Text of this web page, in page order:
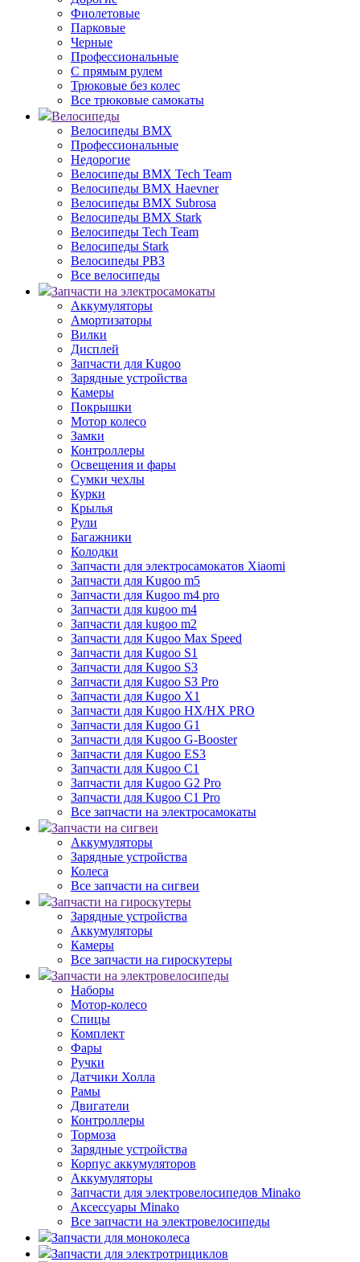
Фиолетовые
Парковые
Черные
Профессиональные
С прямым рулем
Трюковые без колес
Все трюковые самокаты
Велосипеды
Велосипеды BMX
Профессиональные
Недорогие
Велосипеды BMX Tech Team
Велосипеды BMX Haevner
Велосипеды BMX Subrosa
Велосипеды BMX Stark
Велосипеды Tech Team
Велосипеды Stark
Велосипеды РВЗ
Все велосипеды
Запчасти на электросамокаты
Аккумуляторы
Амортизаторы
Вилки
Дисплей
Запчасти для Kugoo
Зарядные устройства
Камеры
Покрышки
Мотор колесо
Замки
Контроллеры
Освещения и фары
Сумки чехлы
Курки
Крылья
Рули
Багажники
Колодки
Запчасти для электросамокатов Xiaomi
Запчасти для Kugoo m5
Запчасти для Кugoo m4 pro
Запчасти для kugoo m4
Запчасти для kugoo m2
Запчасти для Kugoo Max Speed
Запчасти для Kugoo S1
Запчасти для Kugoo S3
Запчасти для Kugoo S3 Pro
Запчасти для Kugoo X1
Запчасти для Kugoo HX/HX PRO
Запчасти для Kugoo G1
Запчасти для Kugoo G-Booster
Запчасти для Kugoo ES3
Запчасти для Kugoo C1
Запчасти для Kugoo G2 Pro
Запчасти для Kugoo C1 Pro
Все запчасти на электросамокаты
Запчасти на сигвеи
Аккумуляторы
Зарядные устройства
Колеса
Все запчасти на сигвеи
Запчасти на гироскутеры
Зарядные устройства
Аккумуляторы
Камеры
Все запчасти на гироскутеры
Запчасти на электровелосипеды
Наборы
Мотор-колесо
Спицы
Комплект
Фары
Ручки
Датчики Холла
Рамы
Двигатели
Контроллеры
Тормоза
Зарядные устройства
Корпус аккумуляторов
Аккумуляторы
Запчасти для электровелосипедов Minako
Аксессуары Minako
Все запчасти на электровелосипеды
Запчасти для моноколеса
Запчасти для электротрициклов